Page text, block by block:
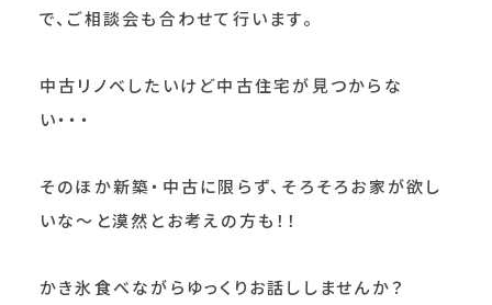
で、ご相談会も合わせて行います。
中古リノベしたいけど中古住宅が見つからな
い・・・
そのほか新築・中古に限らず、そろそろお家が欲し
いな～と漠然とお考えの方も！！
かき氷食べながらゆっくりお話ししませんか？